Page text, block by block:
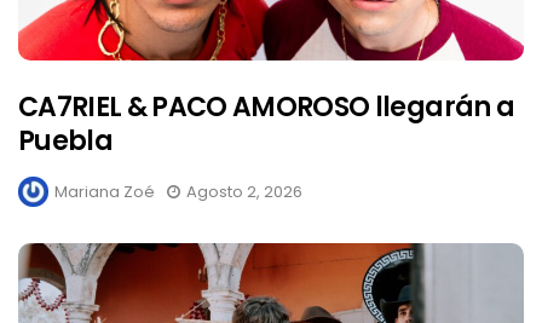
CA7RIEL & PACO AMOROSO llegarán a
Puebla
Mariana Zoé Agosto 2, 2026